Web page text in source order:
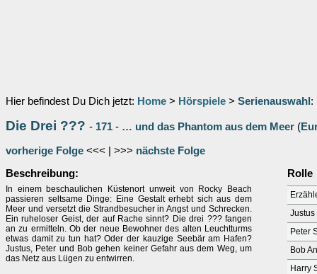
Hier befindest Du Dich jetzt: Home > Hörspiele > Serienauswahl :
Die Drei ??? - 171 - … und das Phantom aus dem Meer (
vorherige Folge <<< | >>> nächste Folge
Beschreibung:
In einem beschaulichen Küstenort unweit von Rocky Beach
passieren seltsame Dinge: Eine Gestalt erhebt sich aus dem
Meer und versetzt die Strandbesucher in Angst und Schrecken.
Ein ruheloser Geist, der auf Rache sinnt? Die drei ??? fangen
an zu ermitteln. Ob der neue Bewohner des alten Leuchtturms
etwas damit zu tun hat? Oder der kauzige Seebär am Hafen?
Justus, Peter und Bob gehen keiner Gefahr aus dem Weg, um
das Netz aus Lügen zu entwirren.
Rolle
Justus
Peter
Bob
Harry